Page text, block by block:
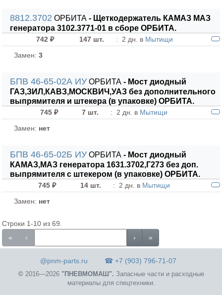
8812.3702 ОРБИТА - Щеткодержатель КАМАЗ МАЗ
генератора 3102.3771-01 в сборе ОРБИТА.
742 ₽ 147 шт. : 2 дн. в Мытищи
Замен: 3
БПВ 46-65-02А ИУ ОРБИТА - Мост диодный
ГАЗ,ЗИЛ,КАВЗ,МОСКВИЧ,УАЗ без дополнительного
выпрямителя и штекера (в упаковке) ОРБИТА.
745 ₽ 7 шт. : 2 дн. в Мытищи
Замен: нет
БПВ 46-65-02Б ИУ ОРБИТА - Мост диодный
КАМАЗ,МАЗ генератора 1631.3702,Г273 без доп.
выпрямителя с штекером (в упаковке) ОРБИТА.
745 ₽ 14 шт. : 2 дн. в Мытищи
Замен: нет
Строки 1-10 из 69.
«
‹ › »
@pnm-parts.ru ☎ +7 (903) 796-71-07
©2016—2026 "ПНЕВМОМАШ". Запасные части и расходные
материалы для спецтехники.